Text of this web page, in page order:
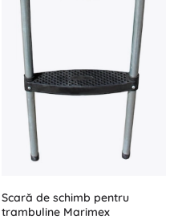
Scară de schimb pentru
trambuline Marimex